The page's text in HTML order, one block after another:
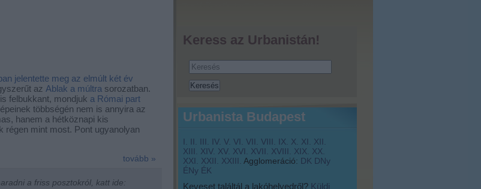
jelentette meg az elmúlt két év
az Ablak a múltra sorozatban.
felbukkant, mondjuk a Római part
többségén nem is annyira az
hanem a hétköznapi kis
régen mint most. Pont ugyanolyan
tovább »
a friss posztokról, katt ide:
Keress az Urbanistán!
Urbanista Budapest
I. II. III. IV. V. VI. VII. VIII. IX. X. XI.
XII.
XIII.
XIV. XV. XVI. XVII. XVIII. XIX.
XX.
XXI.
XXII. XXIII. Agglomeráció: DK DNy
ÉNy ÉK
Keveset találtál a lakóhelyedről? Küldj